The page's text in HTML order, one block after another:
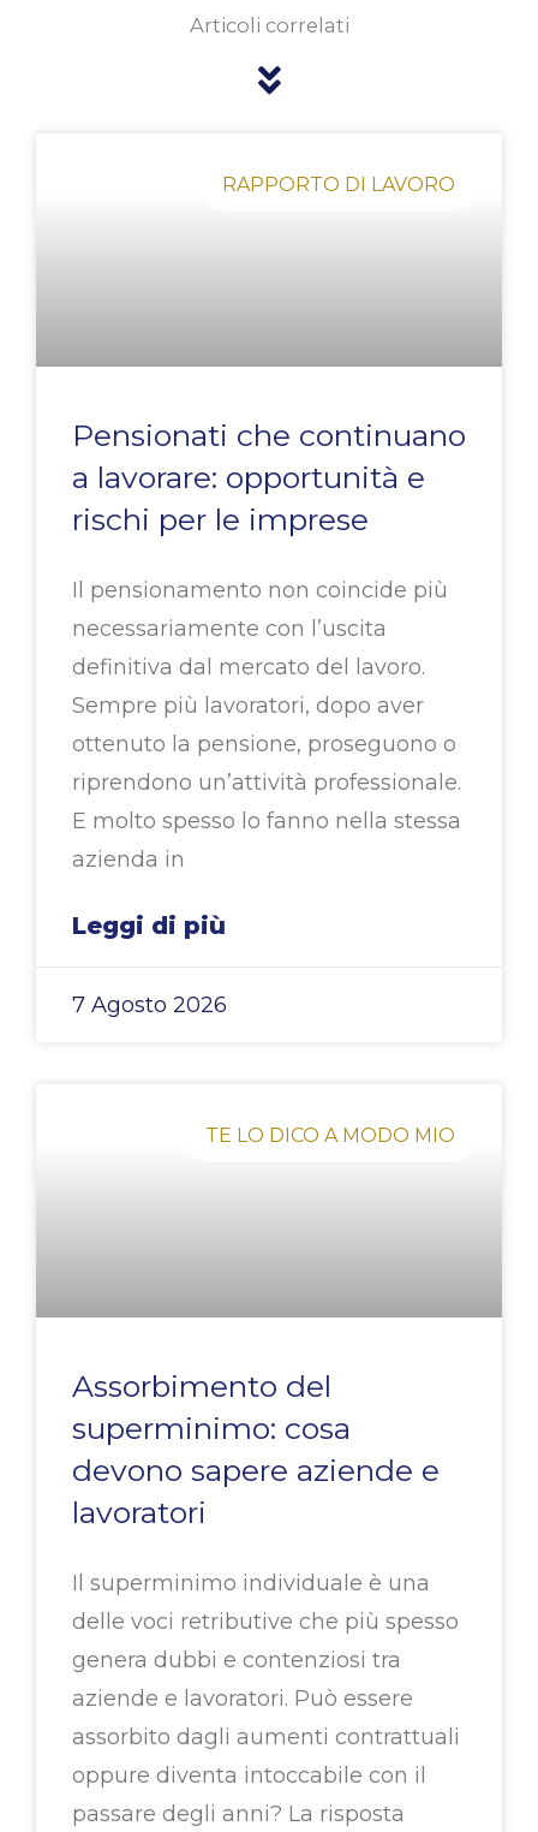
Articoli correlati
RAPPORTO DI LAVORO
Pensionati che continuano
a lavorare: opportunità e
rischi per le imprese
Il pensionamento non coincide più
necessariamente con l’uscita
definitiva dal mercato del lavoro.
Sempre più lavoratori, dopo aver
ottenuto la pensione, proseguono o
riprendono un’attività professionale.
E molto spesso lo fanno nella stessa
azienda in
Leggi di più
7 Agosto 2026
TE LO DICO A MODO MIO
Assorbimento del
superminimo: cosa
devono sapere aziende e
lavoratori
Il superminimo individuale è una
delle voci retributive che più spesso
genera dubbi e contenziosi tra
aziende e lavoratori. Può essere
assorbito dagli aumenti contrattuali
oppure diventa intoccabile con il
passare degli anni? La risposta